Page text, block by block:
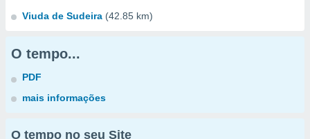
Viuda de Sudeira (42.85 km)
O tempo...
PDF
mais informações
O tempo no seu Site